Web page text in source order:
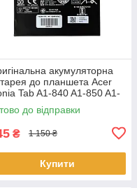
акумуляторна
до планшета Acer
Tab A1-840 A1-850 A1-
One 8 B1-810 B1-820 B1-
- AP14F8K
до відправки
₴ 1 150 ₴
Купити